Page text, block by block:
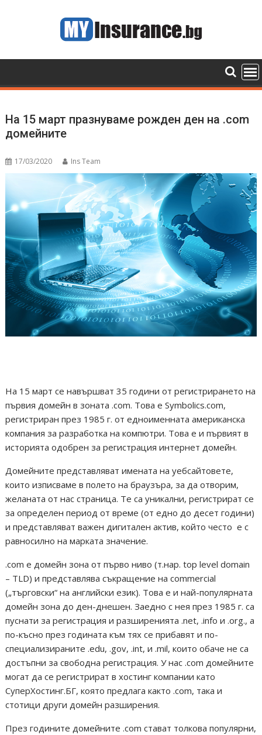
На 15 март празнуваме рожден ден на .com
домейните
17/03/2020 Ins Team
На 15 март се навършват 35 години от регистрирането на
първия домейн в зоната .com. Това е Symbolics.com,
регистриран през 1985 г. от едноименната американска
компания за разработка на компютри. Това е и първият в
историята одобрен за регистрация интернет домейн.
Домейните представляват имената на уебсайтовете,
които изписваме в полето на браузъра, за да отворим,
желаната от нас страница. Те са уникални, регистрират се
за определен период от време (от едно до десет години)
и представляват важен дигитален актив, който често е с
равносилно на марката значение.
.com е домейн зона от първо ниво (т.нар. top level domain
– TLD) и представлява съкращение на commercial
(„търговски“ на английски език). Това е и най-популярната
домейн зона до ден-днешен. Заедно с нея през 1985 г. са
пуснати за регистрация и разширенията .net, .info и .org., а
по-късно през годината към тях се прибавят и по-
специализираните .edu, .gov, .int, и .mil, които обаче не са
достъпни за свободна регистрация. У нас .com домейните
могат да се регистрират в хостинг компании като
СуперХостинг.БГ, която предлага както .com, така и
стотици други домейн разширения.
През годините домейните .com стават толкова популярни,